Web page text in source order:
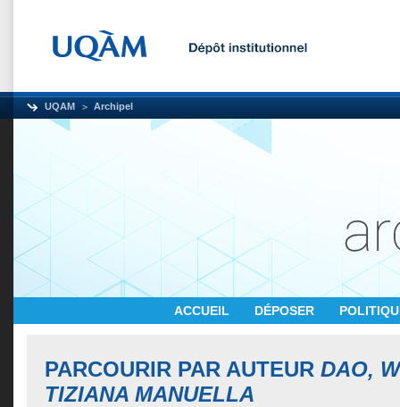
UQAM Archipel
ACCUEIL DÉPOSER
PARCOURIR PAR AUTEUR DAO,
TIZIANA MANUELLA